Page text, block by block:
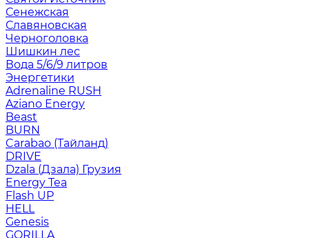
Сенежская
Славяновская
Черноголовка
Шишкин лес
Вода 5/6/9 литров
Энергетики
Adrenaline RUSH
Aziano Energy
Beast
BURN
Carabao (Тайланд)
DRIVE
Dzala (Дзала) Грузия
Energy Tea
Flash UP
HELL
Genesis
GORILLA